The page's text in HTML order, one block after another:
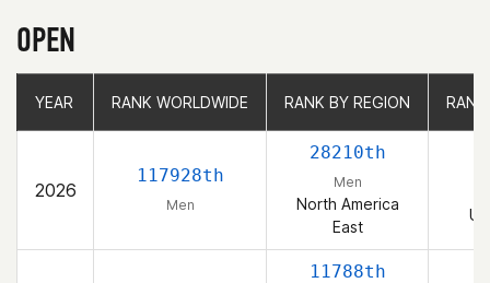
OPEN
YEAR RANK WORLDWIDE RANK BY REGION
2026
117928th
Men
28210th
Men
North America
East
11788th
YEAR RANK WORLDWIDE RANK BY REGION